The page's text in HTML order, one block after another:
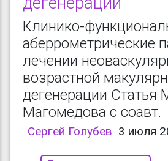
Клинико-
аберрометрические
лечении
возрастной
дегенерации Статья
Магомедова с соавт.
Сергей Голубев 3 июля